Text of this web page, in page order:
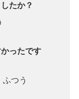
たか？
ったです
ふつう